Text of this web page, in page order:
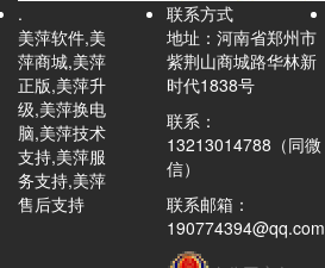
.
美萍软件,美
萍商城,美萍
正版,美萍升
级,美萍换电
脑,美萍技术
支持,美萍服
务支持,美萍
售后支持
联系方式
地址：河南省郑州市
紫荆山商城路华林新
时代1838号
联系：
13213014788（同微
信）
联系邮箱：
190774394@qq.com